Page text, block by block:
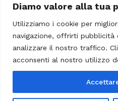
Diamo valore alla tua
Utilizziamo i cookie per
navigazione, offrirti pubblicità
analizzare il nostro traffico.
acconsenti al nostro utilizzo
© 2023 - Casa Musicale Vicini.